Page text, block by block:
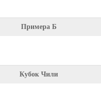
Примера Б
Кубок Чили